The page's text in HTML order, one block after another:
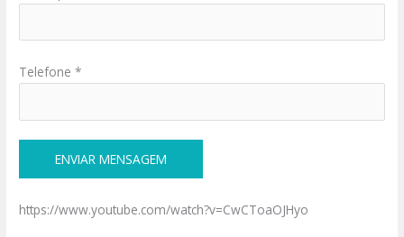
Telefone *
https://www.youtube.com/watch?v=CwCToaOJHyo